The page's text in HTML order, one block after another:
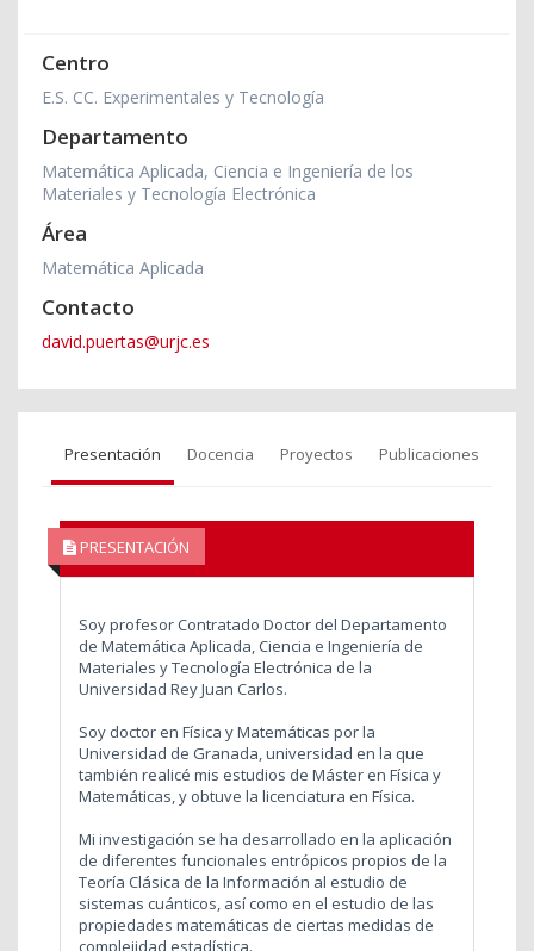
Centro
E.S. CC. Experimentales y Tecnología
Departamento
Matemática Aplicada, Ciencia e Ingeniería de los
Materiales y Tecnología Electrónica
Área
Matemática Aplicada
Contacto
david.puertas@urjc.es
Presentación Docencia Proyectos Publicaciones
PRESENTACIÓN
Soy profesor Contratado Doctor del Departamento
de Matemática Aplicada, Ciencia e Ingeniería de
Materiales y Tecnología Electrónica de la
Universidad Rey Juan Carlos.
Soy doctor en Física y Matemáticas por la
Universidad de Granada, universidad en la que
también realicé mis estudios de Máster en Física y
Matemáticas, y obtuve la licenciatura en Física.
Mi investigación se ha desarrollado en la aplicación
de diferentes funcionales entrópicos propios de la
Teoría Clásica de la Información al estudio de
sistemas cuánticos, así como en el estudio de las
propiedades matemáticas de ciertas medidas de
complejidad estadística.